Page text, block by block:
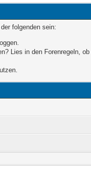
folgenden sein:
Lies in den Forenregeln,